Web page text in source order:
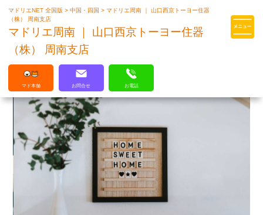
マドリエはLIXILの厳しい基準を
マドリエNET 全国版>中国・四国>マドリエ周南 ｜ 山口西京トーヨー住器
（株） 周南支店
マドリエ周南 ｜ 山口西京トーヨー住器
（株） 周南支店
マド本舗 お問合せ お電話